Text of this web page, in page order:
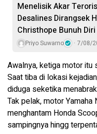
Menelisik Akar
Desalines Dirangsek
Christhope Bunuh Diri
Priyo Suwarno 7/08/
Awalnya, ketiga motor itu
Saat tiba di lokasi
diduga seketika
Tak pelak, motor
menghantam Honda
sampingnya hingg